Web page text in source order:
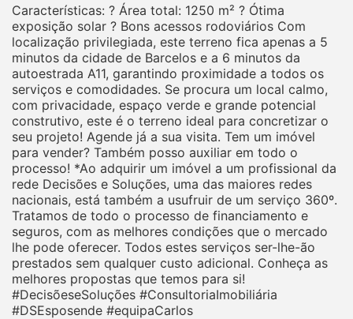
Características: ? Área total: 1250 m² ? Ótima
exposição solar ? Bons acessos rodoviários Com
localização privilegiada, este terreno fica apenas a 5
minutos da cidade de Barcelos e a 6 minutos da
autoestrada A11, garantindo proximidade a todos os
serviços e comodidades. Se procura um local calmo,
com privacidade, espaço verde e grande potencial
construtivo, este é o terreno ideal para concretizar o
seu projeto! Agende já a sua visita. Tem um imóvel
para vender? Também posso auxiliar em todo o
processo! *Ao adquirir um imóvel a um profissional da
rede Decisões e Soluções, uma das maiores redes
nacionais, está também a usufruir de um serviço 360º.
Tratamos de todo o processo de financiamento e
seguros, com as melhores condições que o mercado
lhe pode oferecer. Todos estes serviços ser-lhe-ão
prestados sem qualquer custo adicional. Conheça as
melhores propostas que temos para si!
#DecisõeseSoluções #ConsultoriaImobiliária
#DSEsposende #equipaCarlos